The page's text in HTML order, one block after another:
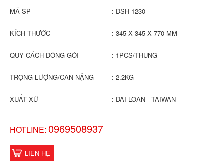
MÃ SP : DSH-1230
KÍCH THƯỚC : 345 X 345 X 770 MM
QUY CÁCH ĐÓNG GÓI : 1PCS/THÙNG
TRỌNG LƯỢNG/CÂN NẶNG : 2.2KG
XUẤT XỨ : ĐÀI LOAN - TAIWAN
HOTLINE: 0969508937
LIÊN HỆ